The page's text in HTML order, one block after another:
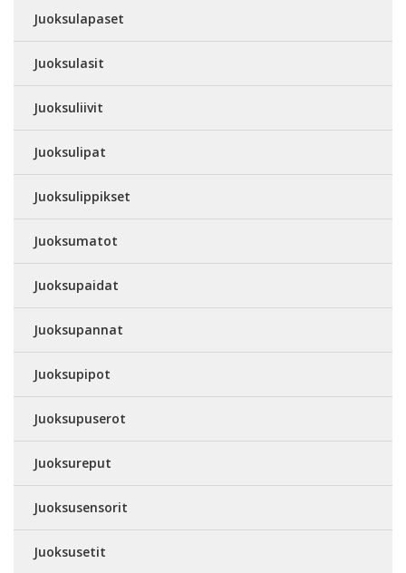
Juoksulapaset
Juoksulasit
Juoksuliivit
Juoksulipat
Juoksulippikset
Juoksumatot
Juoksupaidat
Juoksupannat
Juoksupipot
Juoksupuserot
Juoksureput
Juoksusensorit
Juoksusetit